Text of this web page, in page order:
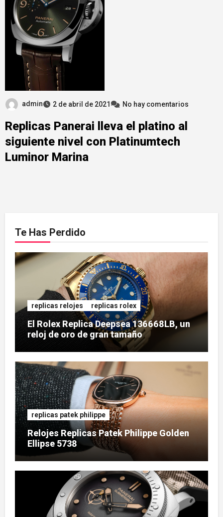
admin 2 de abril de 2021 No hay comentarios
Replicas Panerai lleva el platino al
siguiente nivel con Platinumtech
Luminor Marina
Te Has Perdido
replicas relojes replicas rolex
El Rolex Replica Deepsea 136668LB, un
reloj de oro de gran tamaño
replicas patek philippe
Relojes Replicas Patek Philippe Golden
Ellipse 5738